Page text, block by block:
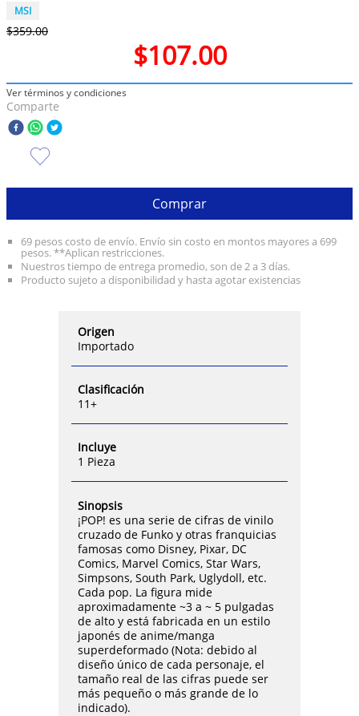
MSI
$359.00
$107.00
Ver términos y condiciones
Comparte
Comprar
69 pesos costo de envío. Envío sin costo en montos mayores a 699
pesos. **Aplican restricciones.
Nuestros tiempo de entrega promedio, son de 2 a 3 días.
Producto sujeto a disponibilidad y hasta agotar existencias
Origen
Importado
Clasificación
11+
Incluye
1 Pieza
Sinopsis
¡POP! es una serie de cifras de vinilo
cruzado de Funko y otras franquicias
famosas como Disney, Pixar, DC
Comics, Marvel Comics, Star Wars,
Simpsons, South Park, Uglydoll, etc.
Cada pop. La figura mide
aproximadamente ~3 a ~ 5 pulgadas
de alto y está fabricada en un estilo
japonés de anime/manga
superdeformado (Nota: debido al
diseño único de cada personaje, el
tamaño real de las cifras puede ser
más pequeño o más grande de lo
indicado).